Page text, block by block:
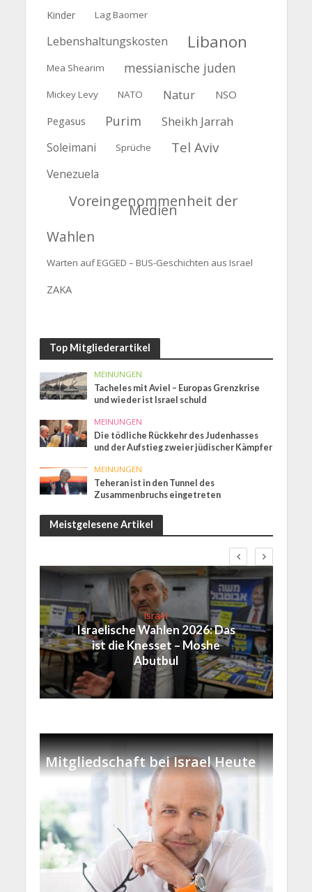
Kinder Lag Baomer
Lebenshaltungskosten Libanon
Mea Shearim messianische juden
Mickey Levy NATO Natur
NSO
Pegasus
Purim Sheikh Jarrah
Soleimani Sprüche Tel Aviv
Venezuela
Voreingenommenheit der
Medien
Wahlen
Warten auf EGGED – BUS-Geschichten aus Israel
ZAKA
Top Mitgliederartikel
MEINUNGEN
Tacheles mit Aviel – Europas Grenzkrise
und wieder ist Israel schuld
MEINUNGEN
Die tödliche Rückkehr des Judenhasses
und der Aufstieg zweier jüdischer Kämpfer
MEINUNGEN
Teheran ist in den Tunnel des
Zusammenbruchs eingetreten
Meistgelesene Artikel
Israel
Israelische Wahlen 2026: Das
ist die Knesset – Moshe
Abutbul
Mitgliedschaft bei Israel Heute